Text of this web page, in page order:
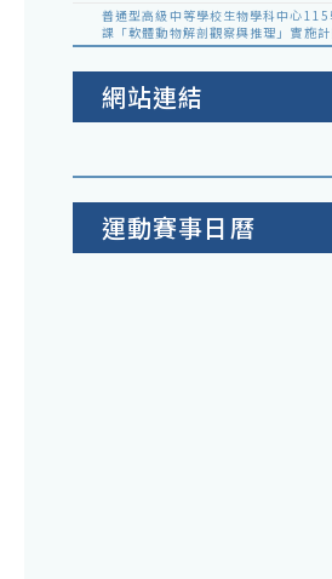
普通型高級中等學校生物學科中心
課「軟體動物解剖觀察與推理」實施
網站連結
運動賽事日曆